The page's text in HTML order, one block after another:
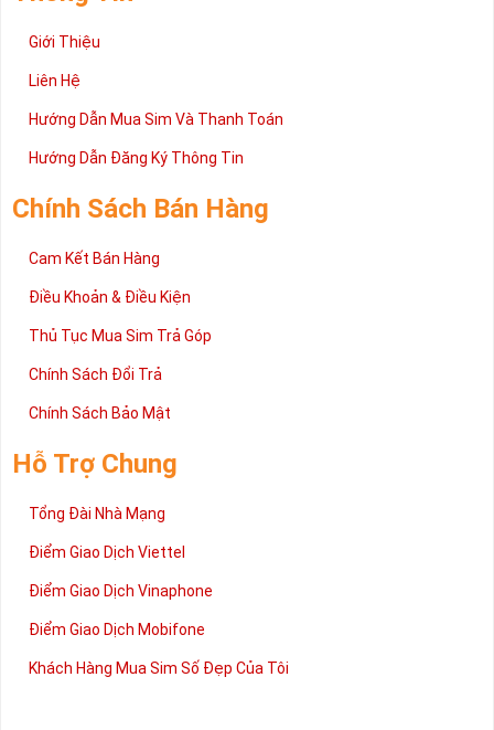
Giới Thiệu
Liên Hệ
Hướng Dẫn Mua Sim Và Thanh Toán
Hướng Dẫn Đăng Ký Thông Tin
Chính Sách Bán Hàng
Cam Kết Bán Hàng
Điều Khoản & Điều Kiện
Thủ Tục Mua Sim Trả Góp
Chính Sách Đổi Trả
Chính Sách Bảo Mật
Hỗ Trợ Chung
Tổng Đài Nhà Mạng
Điểm Giao Dịch Viettel
Điểm Giao Dịch Vinaphone
Điểm Giao Dịch Mobifone
Khách Hàng Mua Sim Số Đẹp Của Tôi